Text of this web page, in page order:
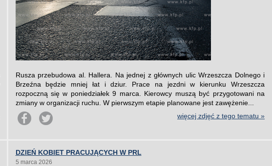
Rusza przebudowa al. Hallera. Na jednej z głównych ulic Wrzeszcza Dolnego i
Brzeźna będzie mniej łat i dziur. Prace na jezdni w kierunku Wrzeszcza
rozpoczną się w poniedziałek 9 marca. Kierowcy muszą być przygotowani na
zmiany w organizacji ruchu. W pierwszym etapie planowane jest zawężenie...
więcej zdjęć z tego tematu »
DZIEŃ KOBIET PRACUJĄCYCH W PRL
5 marca 2026